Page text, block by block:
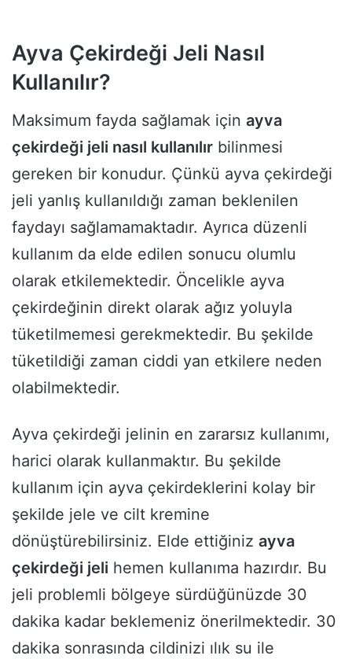
Ayva Çekirdeği Jeli Nasıl
Kullanılır?
Maksimum fayda sağlamak için ayva
çekirdeği jeli nasıl kullanılır bilinmesi
gereken bir konudur. Çünkü ayva çekirdeği
jeli yanlış kullanıldığı zaman beklenilen
faydayı sağlamamaktadır. Ayrıca düzenli
kullanım da elde edilen sonucu olumlu
olarak etkilemektedir. Öncelikle ayva
çekirdeğinin direkt olarak ağız yoluyla
tüketilmemesi gerekmektedir. Bu şekilde
tüketildiği zaman ciddi yan etkilere neden
olabilmektedir.
Ayva çekirdeği jelinin en zararsız kullanımı,
harici olarak kullanmaktır. Bu şekilde
kullanım için ayva çekirdeklerini kolay bir
şekilde jele ve cilt kremine
dönüştürebilirsiniz. Elde ettiğiniz ayva
çekirdeği jeli hemen kullanıma hazırdır. Bu
jeli problemli bölgeye sürdüğünüzde 30
dakika kadar beklemeniz önerilmektedir. 30
dakika sonrasında cildinizi ılık su ile